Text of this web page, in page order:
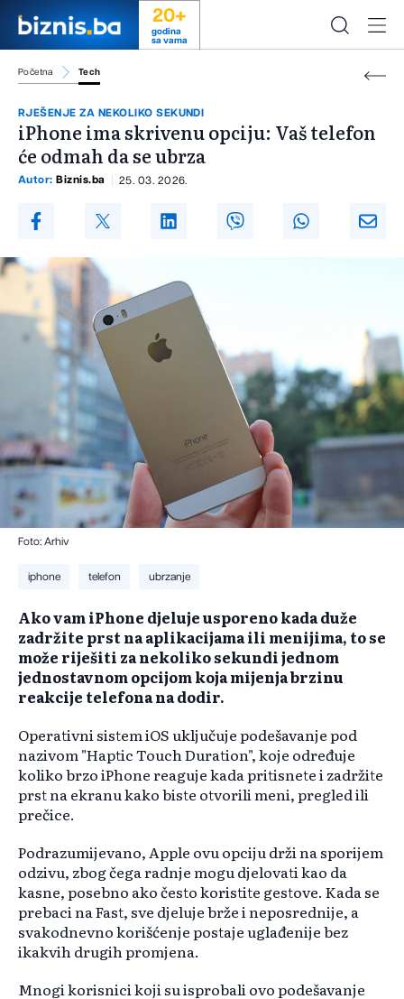
20+
godina
sa vama
Početna Tech
RJEŠENJE ZA NEKOLIKO SEKUNDI
iPhone ima skrivenu opciju: Vaš telefon
će odmah da se ubrza
Autor: Biznis.ba 25. 03. 2026.
Foto: Arhiv
iphone telefon ubrzanje
Ako vam iPhone djeluje usporeno kada duže
zadržite prst na aplikacijama ili menijima, to se
može riješiti za nekoliko sekundi jednom
jednostavnom opcijom koja mijenja brzinu
reakcije telefona na dodir.
Operativni sistem iOS uključuje podešavanje pod
nazivom "Haptic Touch Duration", koje određuje
koliko brzo iPhone reaguje kada pritisnete i zadržite
prst na ekranu kako biste otvorili meni, pregled ili
prečice.
Podrazumijevano, Apple ovu opciju drži na sporijem
odzivu, zbog čega radnje mogu djelovati kao da
kasne, posebno ako često koristite gestove. Kada se
prebaci na Fast, sve djeluje brže i neposrednije, a
svakodnevno korišćenje postaje uglađenije bez
ikakvih drugih promjena.
Mnogi korisnici koji su isprobali ovo podešavanje